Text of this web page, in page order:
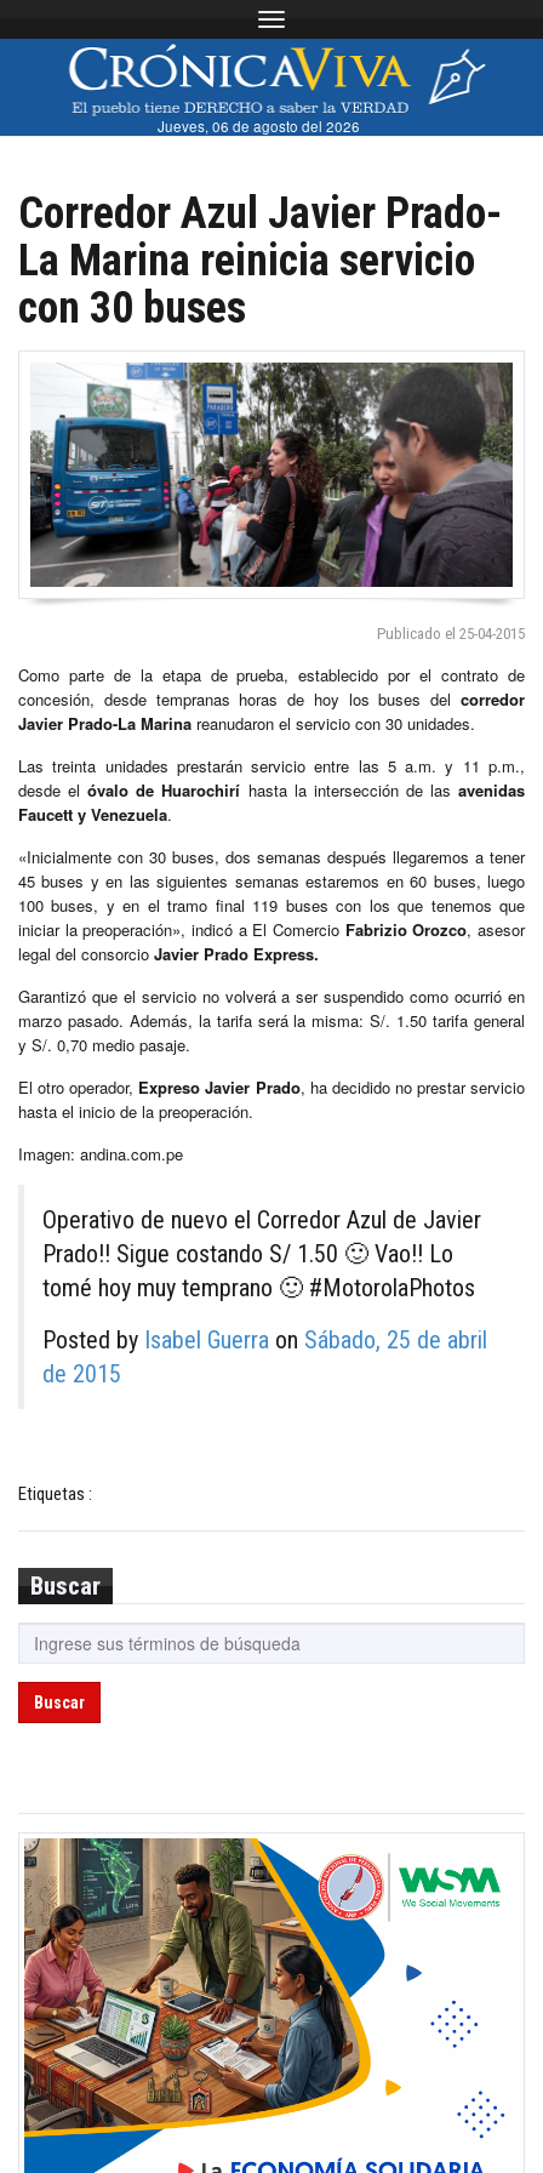
Toggle navigation
Jueves, 06 de agosto del 2026
Corredor Azul Javier Prado-
La Marina reinicia servicio
con 30 buses
Publicado el 25-04-2015
Como parte de la etapa de prueba, establecido por el contrato de
concesión, desde tempranas horas de hoy los buses del corredor
Javier Prado-La Marina reanudaron el servicio con 30 unidades.
Las treinta unidades prestarán servicio entre las 5 a.m. y 11 p.m.,
desde elóvalo de Huarochirí hasta la intersección de lasavenidas
Faucett y Venezuela.
«Inicialmente con 30 buses, dos semanas después llegaremos a tener
45 buses y en las siguientes semanas estaremos en 60 buses, luego
100 buses, y en el tramo final 119 buses con los que tenemos que
iniciar la preoperación», indicó a El Comercio Fabrizio Orozco, asesor
legal del consorcio Javier Prado Express.
Garantizó que el servicio no volverá a ser suspendido como ocurrió en
marzo pasado. Además, la tarifa será la misma: S/. 1.50 tarifa general
y S/. 0,70 medio pasaje.
El otro operador, Expreso Javier Prado, ha decidido no prestar servicio
hasta el inicio de la preoperación.
Imagen: andina.com.pe
Operativo de nuevo el Corredor Azul de Javier
Prado!! Sigue costando S/ 1.50 🙂 Vao!! Lo
tomé hoy muy temprano 🙂 #MotorolaPhotos
Posted by Isabel Guerra on Sábado, 25 de abril
de 2015
Etiquetas :
Buscar
Buscar